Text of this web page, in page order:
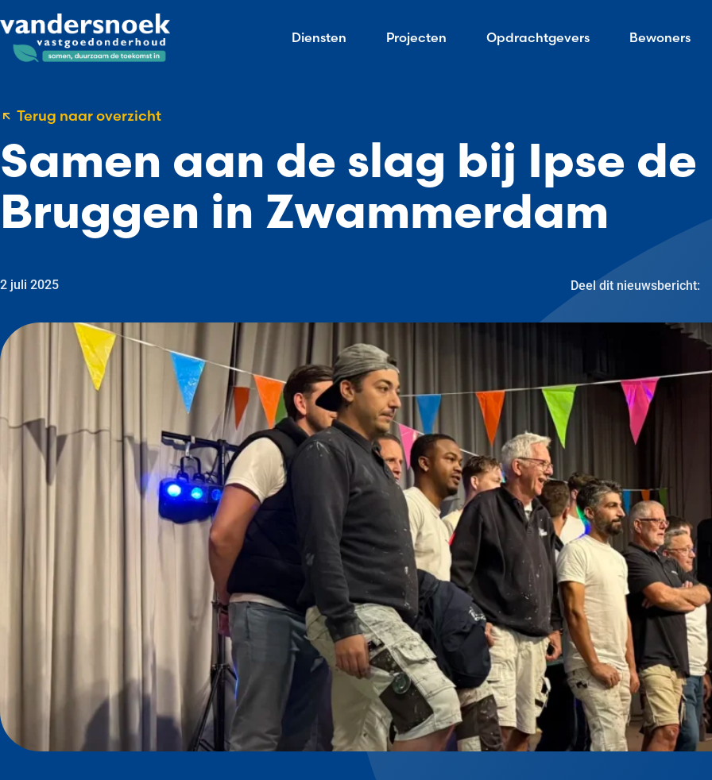
Diensten Projecten Opdrachtgevers Bewoners
Terug naar overzicht
Samen aan de slag bij Ipse de
Bruggen in Zwammerdam
2 juli 2025 Deel dit nieuwsbericht: